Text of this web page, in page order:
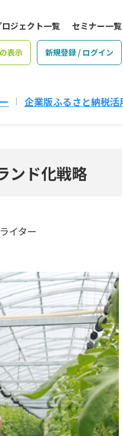
ロジェクト一覧 セミナー一覧
表示 新規登録 / ログイン
企業版ふるさと納税活
ンド化戦略
イター